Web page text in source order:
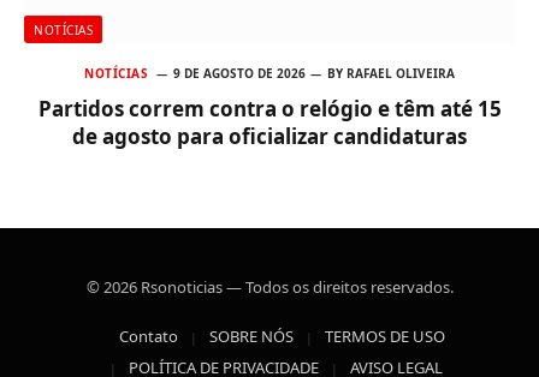
NOTÍCIAS
NOTÍCIAS 9 DE AGOSTO DE 2026 BY RAFAEL OLIVEIRA
Partidos correm contra o relógio e têm até 15
de agosto para oficializar candidaturas
© 2026 Rsonoticias — Todos os direitos reservados.
Contato SOBRE NÓS
TERMOS DE USO
POLÍTICA DE PRIVACIDADE
AVISO LEGAL